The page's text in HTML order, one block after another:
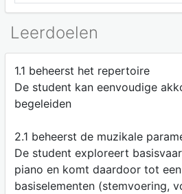
Leerdoelen
1.1 beheerst het repertoire
De student kan eenvoudige
begeleiden
2.1 beheerst de muzikale
De student exploreert
piano en komt daardoor tot
basiselementen (stemvoering,